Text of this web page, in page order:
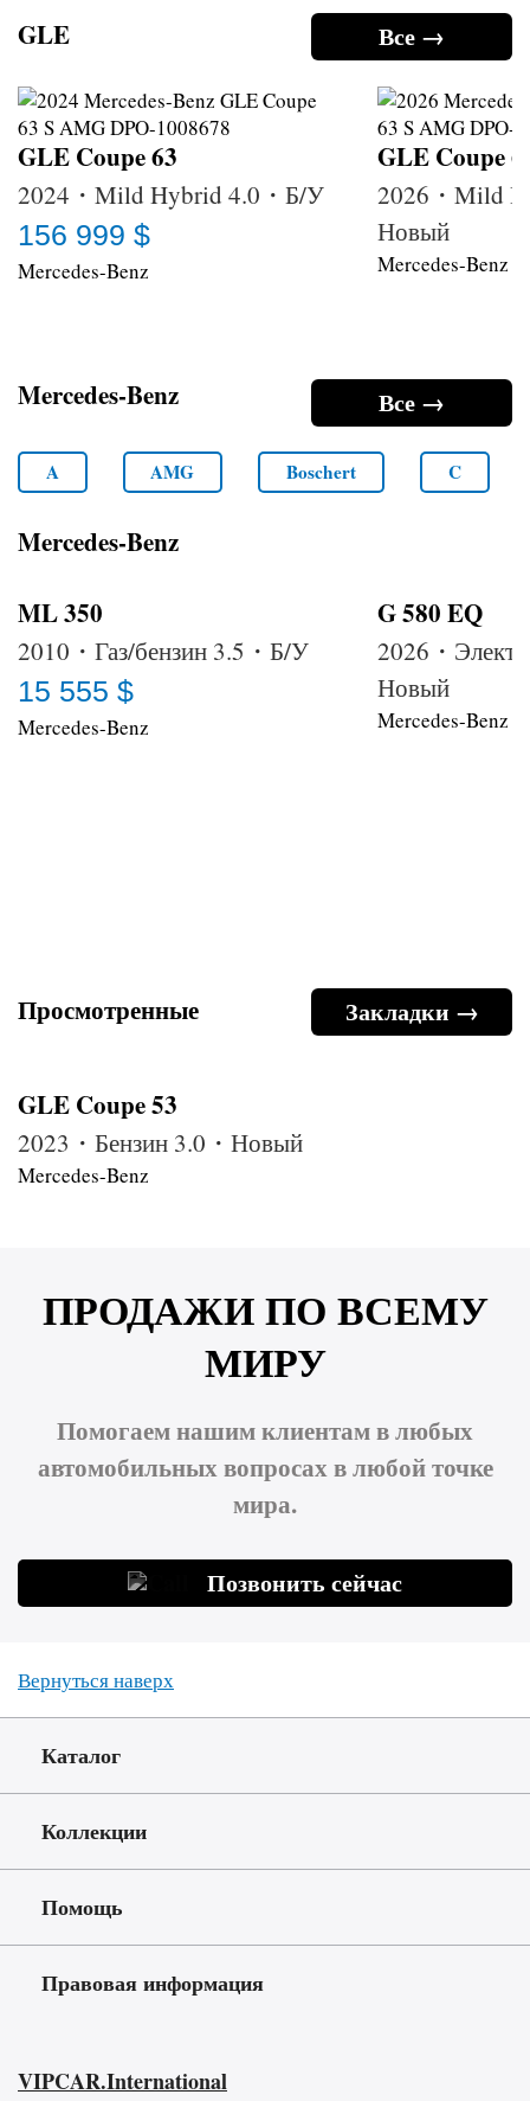
Все →
GLE
GLE Coupe 63
2024・Mild Hybrid 4.0・Б/У
156 999 $
Mercedes-Benz
GLE Coupe
2026・Mild
Новый
Mercedes-Benz
Все →
Mercedes-Benz
A AMG Boschert C
Mercedes-Benz
ML 350
2010・Газ/бензин 3.5・Б/У
15 555 $
Mercedes-Benz
G 580 EQ
2026・
Новый
Mercedes-Benz
Закладки →
Просмотренные
GLE Coupe 53
2023・Бензин 3.0・Новый
Mercedes-Benz
ПРОДАЖИ ПО ВСЕМУ
МИРУ
Помогаем нашим клиентам в любых
автомобильных вопросах в любой точке
мира.
Позвонить сейчас
Вернуться наверх
Каталог
Коллекции
Помощь
Правовая информация
VIPCAR.International